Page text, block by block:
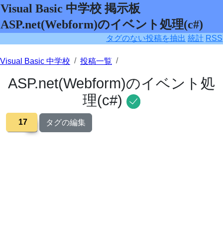
Visual Basic 中学校 掲示板
ASP.net(Webform)のイベント処理(c#)
タグのない投稿を抽出 統計 RSS
Visual Basic 中学校 投稿一覧
ASP.net(Webform)のイベント処
理(c#)
17 タグの編集